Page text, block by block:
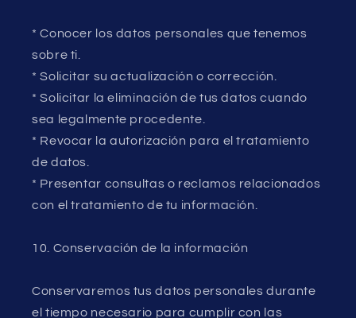
* Conocer los datos personales que tenemos
sobre ti.
* Solicitar su actualización o corrección.
* Solicitar la eliminación de tus datos cuando
sea legalmente procedente.
* Revocar la autorización para el tratamiento
de datos.
* Presentar consultas o reclamos relacionados
con el tratamiento de tu información.
10. Conservación de la información
Conservaremos tus datos personales durante
el tiempo necesario para cumplir con las